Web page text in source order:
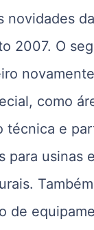
novidades
2007. O
como
técnica e
para usinas
de